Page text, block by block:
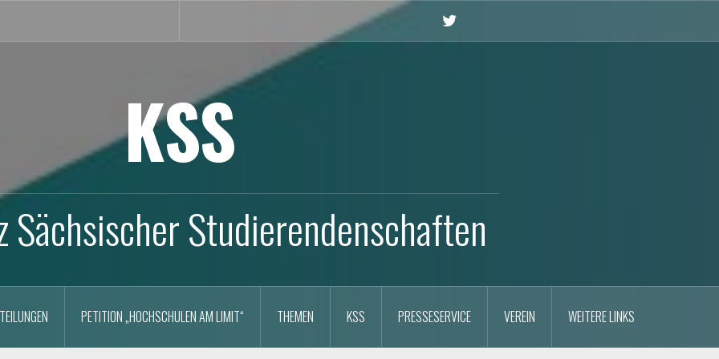
KSS
Sächsischer Studierendenschaften
PETITION „HOCHSCHULEN AM LIMIT“ THEMEN KSS PRESSESERVICE VEREIN WEITERE LINKS